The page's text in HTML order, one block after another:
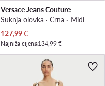
Versace Jeans Couture
Suknja olovka · Crna · Midi
Trenutna cijena
127,99€
Najniža cijena134,99 €